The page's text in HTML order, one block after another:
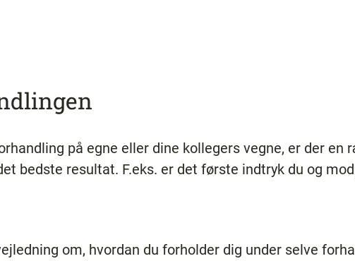
på egne eller dine kollegers vegne, er der en
bedste resultat. F.eks. er det første indtryk du og
om, hvordan du forholder dig under selve